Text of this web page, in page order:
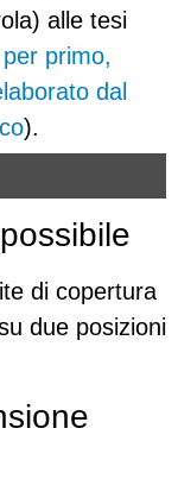
alle tesi
primo,
dal
).
di copertura
due posizioni